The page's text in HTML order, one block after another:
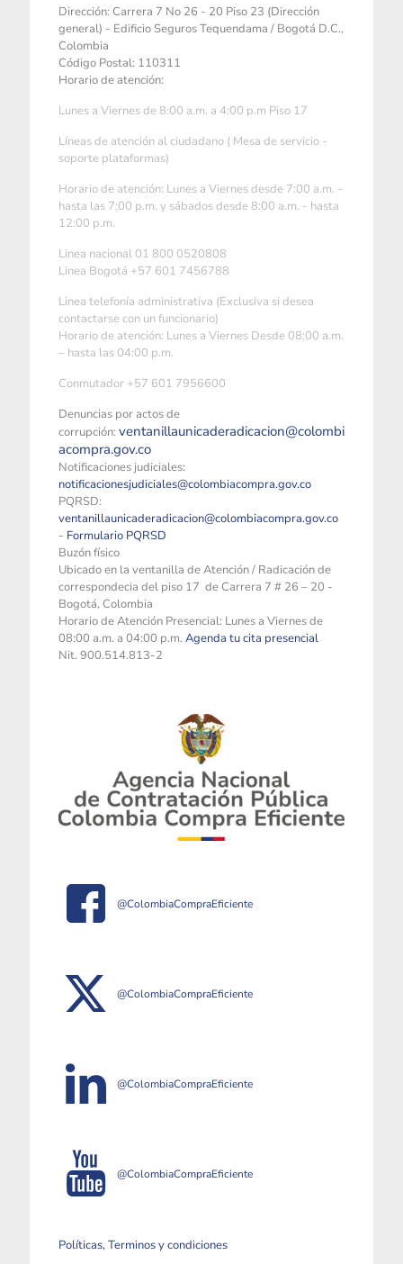
Dirección: Carrera 7 No 26 - 20 Piso 23 (Dirección
general) - Edificio Seguros Tequendama / Bogotá D.C.,
Colombia
Código Postal: 110311
Horario de atención:
Lunes a Viernes de 8:00 a.m. a 4:00 p.m Piso 17
Líneas de atención al ciudadano ( Mesa de servicio -
soporte plataformas)
Horario de atención: Lunes a Viernes desde 7:00 a.m. –
hasta las 7:00 p.m. y sábados desde 8:00 a.m. - hasta
12:00 p.m.
Linea nacional 01 800 0520808
Linea Bogotá +57 601 7456788
Linea telefonía administrativa (Exclusiva si desea
contactarse con un funcionario)
Horario de atención: Lunes a Viernes Desde 08:00 a.m.
– hasta las 04:00 p.m.
Conmutador +57 601 7956600
Denuncias por actos de
corrupción: ventanillaunicaderadicacion@colombi
acompra.gov.co
Notificaciones judiciales:
notificacionesjudiciales@colombiacompra.gov.co
PQRSD:
ventanillaunicaderadicacion@colombiacompra.gov.co
- Formulario PQRSD
Buzón físico
Ubicado en la ventanilla de Atención / Radicación de
correspondecia del piso 17 de Carrera 7 # 26 – 20 -
Bogotá, Colombia
Horario de Atención Presencial: Lunes a Viernes de
08:00 a.m. a 04:00 p.m. Agenda tu cita presencial
Nit. 900.514.813-2
@ColombiaCompraEficiente
@ColombiaCompraEficiente
@ColombiaCompraEficiente
@ColombiaCompraEficiente
Políticas, Terminos y condiciones